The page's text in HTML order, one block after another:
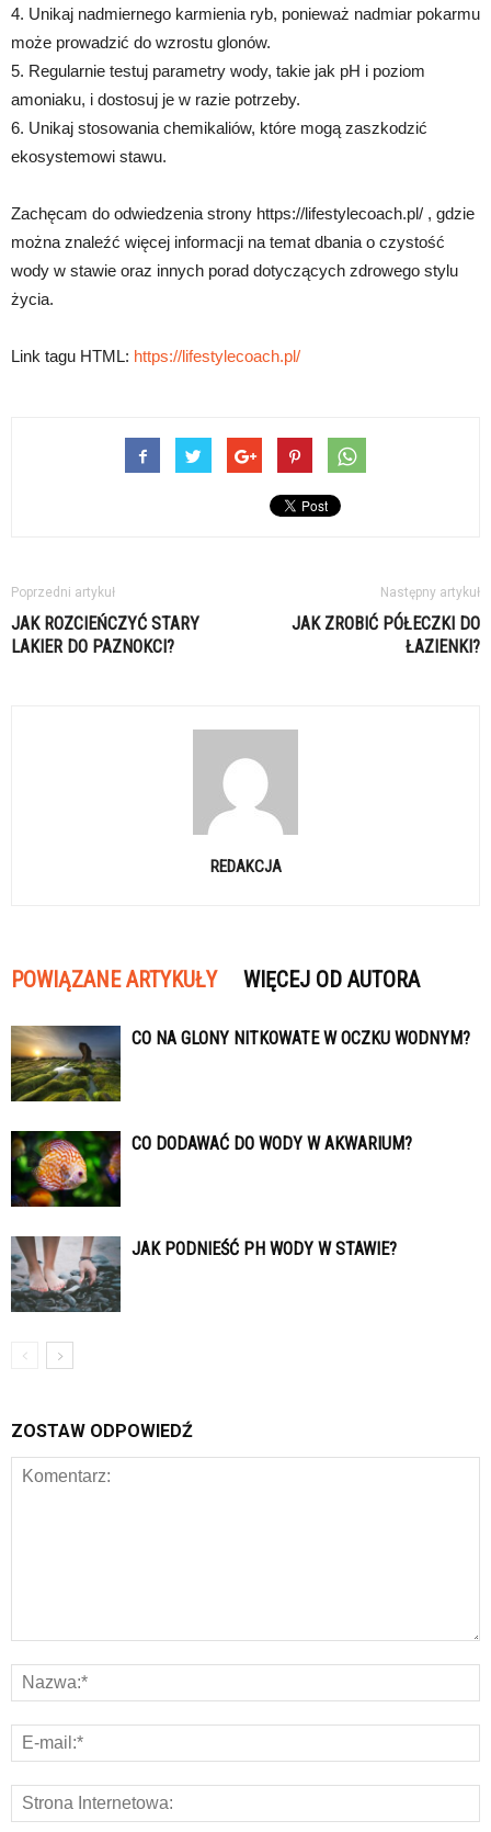
4. Unikaj nadmiernego karmienia ryb, ponieważ nadmiar pokarmu
może prowadzić do wzrostu glonów.
5. Regularnie testuj parametry wody, takie jak pH i poziom
amoniaku, i dostosuj je w razie potrzeby.
6. Unikaj stosowania chemikaliów, które mogą zaszkodzić
ekosystemowi stawu.
Zachęcam do odwiedzenia strony https://lifestylecoach.pl/ , gdzie
można znaleźć więcej informacji na temat dbania o czystość
wody w stawie oraz innych porad dotyczących zdrowego stylu
życia.
Link tagu HTML: https://lifestylecoach.pl/
Poprzedni artykuł
JAK ROZCIEŃCZYĆ STARY
LAKIER DO PAZNOKCI?
Następny artykuł
JAK ZROBIĆ PÓŁECZKI DO
ŁAZIENKI?
REDAKCJA
POWIĄZANE ARTYKUŁY WIĘCEJ OD AUTORA
CO NA GLONY NITKOWATE W OCZKU WODNYM?
CO DODAWAĆ DO WODY W AKWARIUM?
JAK PODNIEŚĆ PH WODY W STAWIE?
ZOSTAW ODPOWIEDŹ